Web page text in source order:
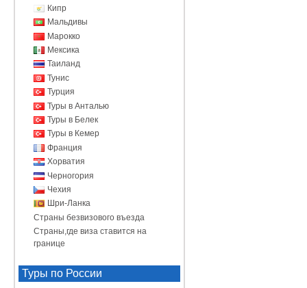
Кипр
Мальдивы
Марокко
Мексика
Таиланд
Тунис
Турция
Туры в Анталью
Туры в Белек
Туры в Кемер
Франция
Хорватия
Черногория
Чехия
Шри-Ланка
Страны безвизового въезда
Страны,где виза ставится на
границе
Туры по России